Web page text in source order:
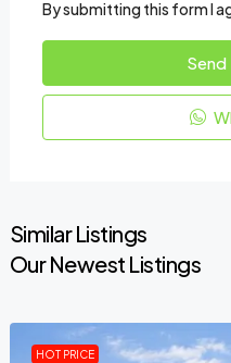
By submitting this form I
Send
Similar Listings
Our Newest Listings
HOT PRICE